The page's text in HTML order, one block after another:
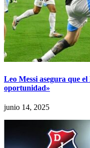
Leo Messi asegura que
oportunidad»
junio 14, 2025